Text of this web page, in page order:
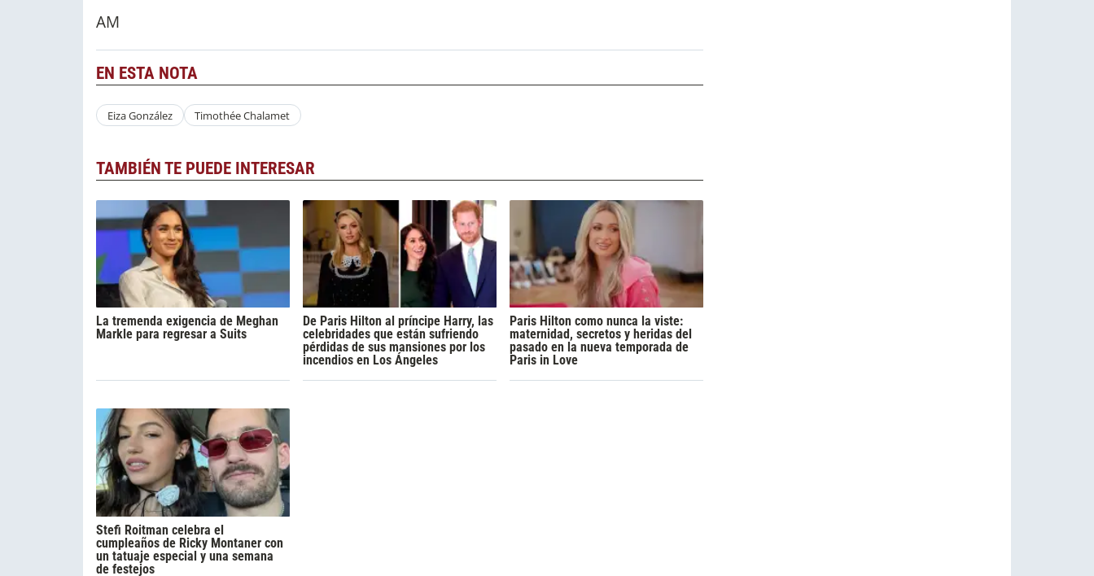
AM
EN ESTA NOTA
Eiza González Timothée Chalamet
TAMBIÉN TE PUEDE INTERESAR
La tremenda exigencia de Meghan
Markle para regresar a Suits
De Paris Hilton al príncipe Harry, las
celebridades que están sufriendo
pérdidas de sus mansiones por los
incendios en Los Ángeles
Paris Hilton como nunca la viste:
maternidad, secretos y heridas del
pasado en la nueva temporada de
Paris in Love
Stefi Roitman celebra el
cumpleaños de Ricky Montaner con
un tatuaje especial y una semana
de festejos